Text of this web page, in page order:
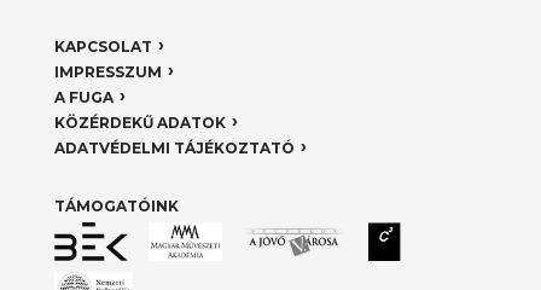
KAPCSOLAT
IMPRESSZUM
A FUGA
KÖZÉRDEKŰ ADATOK
ADATVÉDELMI TÁJÉKOZTATÓ
TÁMOGATÓINK